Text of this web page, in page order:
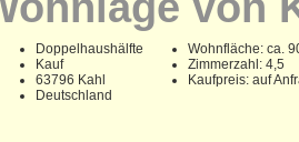
Doppelhaushälfte
Kauf
63796 Kahl
Deutschland
Wohnfläche: ca.
Zimmerzahl: 4,5
Kaufpreis: auf